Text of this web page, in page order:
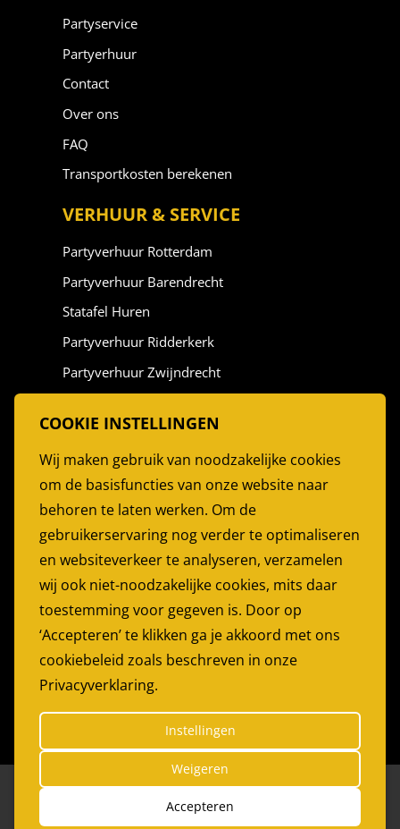
Partyservice
Partyerhuur
Contact
Over ons
FAQ
Transportkosten berekenen
VERHUUR & SERVICE
Partyverhuur Rotterdam
Partyverhuur Barendrecht
Statafel Huren
Partyverhuur Ridderkerk
Partyverhuur Zwijndrecht
Stoelen Huren
Partytent Huren
Feesttent huren
PARTYGARANT
Bijdorp-Oost 22
2992LA Barendrecht
Telefoon:0180 614179
E-mail:info@partygarant.nl
© 2026 Partygarant|Website byThe Dare Company*
Privacy Statement
Leveringsvoorwaarden
COOKIE INSTELLINGEN
Wij maken gebruik van noodzakelijke cookies
om de basisfuncties van onze website naar
behoren te laten werken. Om de
gebruikerservaring nog verder te optimaliseren
en websiteverkeer te analyseren, verzamelen
wij ook niet-noodzakelijke cookies, mits daar
toestemming voor gegeven is. Door op
‘Accepteren’ te klikken ga je akkoord met ons
cookiebeleid zoals beschreven in onze
Privacyverklaring.
Instellingen
Weigeren
Accepteren